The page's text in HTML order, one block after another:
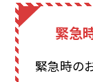
緊急
緊急時の